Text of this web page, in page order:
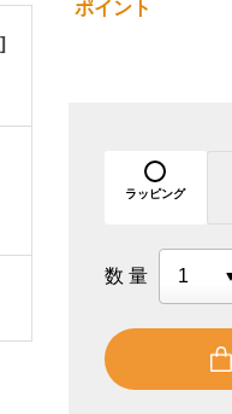
]
ポイント
ラッピング
数量